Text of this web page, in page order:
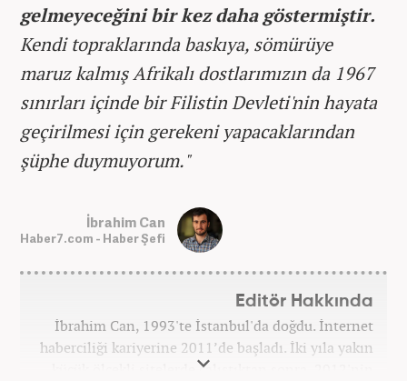
gelmeyeceğini bir kez daha göstermiştir.
Kendi topraklarında baskıya, sömürüye
maruz kalmış Afrikalı dostlarımızın da 1967
sınırları içinde bir Filistin Devleti'nin hayata
geçirilmesi için gerekeni yapacaklarından
şüphe duymuyorum."
İbrahim Can
Haber7.com - Haber Şefi
Editör Hakkında
İbrahim Can, 1993'te İstanbul'da doğdu. İnternet
haberciliği kariyerine 2011’de başladı. İki yıla yakın
küçük ölçekli sitelerde çalıştıktan sonra, 2012'nin